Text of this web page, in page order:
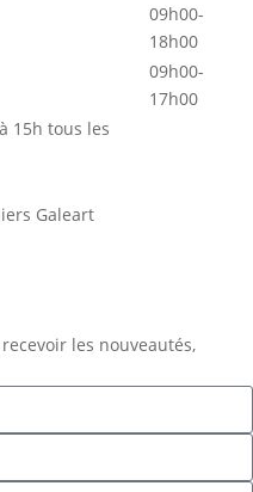
09h00-
18h00
09h00-
17h00
15h tous les
Galeart
les nouveautés,